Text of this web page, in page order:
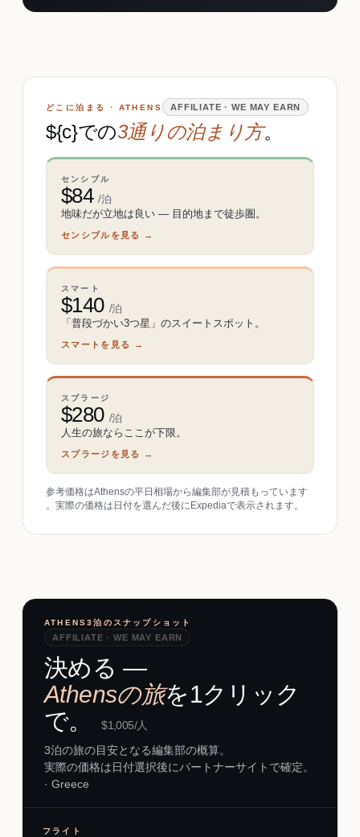
どこに泊まる · ATHENS AFFILIATE · WE MAY EARN
${c}での3通りの泊まり方。
センシブル
$84 /泊
地味だが立地は良い ― 目的地まで徒歩圏。
センシブルを見る →
スマート
$140 /泊
「普段づかい3つ星」のスイートスポット。
スマートを見る →
スプラージ
$280 /泊
人生の旅ならここが下限。
スプラージを見る →
参考価格はAthensの平日相場から編集部が見積もっています
。実際の価格は日付を選んだ後にExpediaで表示されます。
ATHENS3泊のスナップショット
AFFILIATE · WE MAY EARN
決める ―
Athensの旅を1クリック
で。
$1,005/人
3泊の旅の目安となる編集部の概算。
実際の価格は日付選択後にパートナーサイトで確定。
· Greece
フライト